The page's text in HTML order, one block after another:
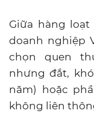
Giữa hàng
doanh nghiệp
chọn quen
nhưng đắt,
năm) hoặc
không liên